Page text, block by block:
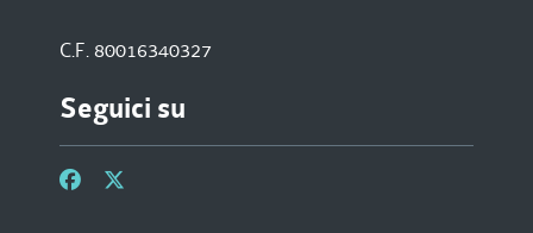
C.F. 80016340327
Seguici su